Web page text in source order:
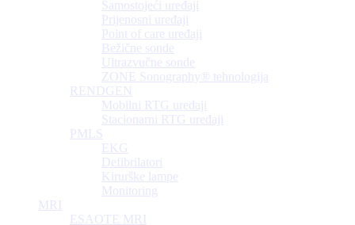
Samostojeći uređaji
Prijenosni uređaji
Point of care uređaji
Bežične sonde
Ultrazvučne sonde
ZONE Sonography® tehnologija
RENDGEN
Mobilni RTG uredaji
Stacionarni RTG uređaji
PMLS
EKG
Defibrilatori
Kirurške lampe
Monitoring
MRI
ESAOTE MRI